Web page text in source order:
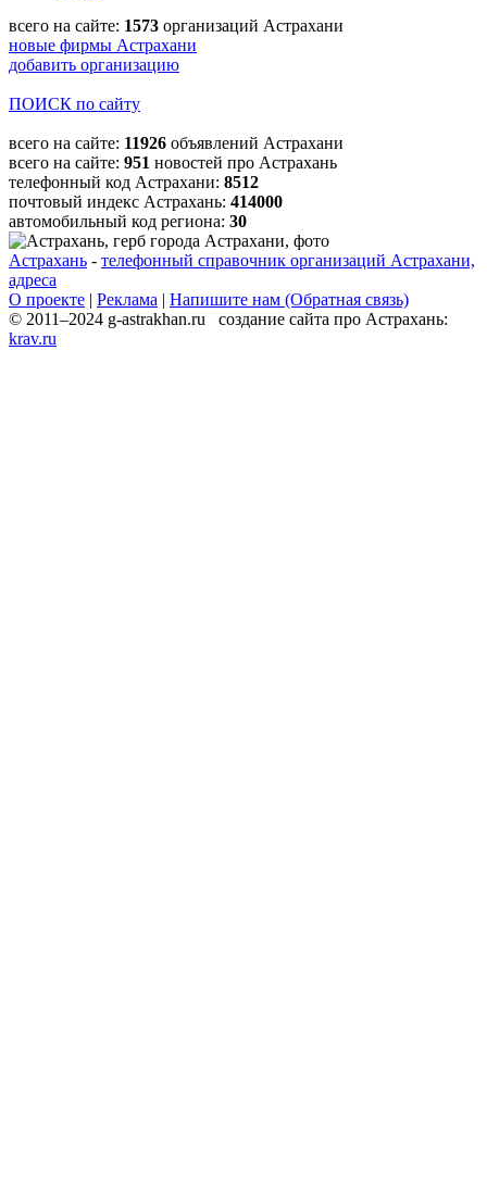
всего на сайте: 1573 организаций Астрахани
новые фирмы Астрахани
добавить организацию
ПОИСК по сайту
всего на сайте: 11926 объявлений Астрахани
всего на сайте: 951 новостей про Астрахань
телефонный код Астрахани: 8512
почтовый индекс Астрахань: 414000
автомобильный код региона: 30
Астрахань - телефонный справочник организаций Астрахани,
адреса
О проекте | Реклама | Напишите нам (Обратная связь)
© 2011–2024 g-astrakhan.ru создание сайта про Астрахань:
krav.ru